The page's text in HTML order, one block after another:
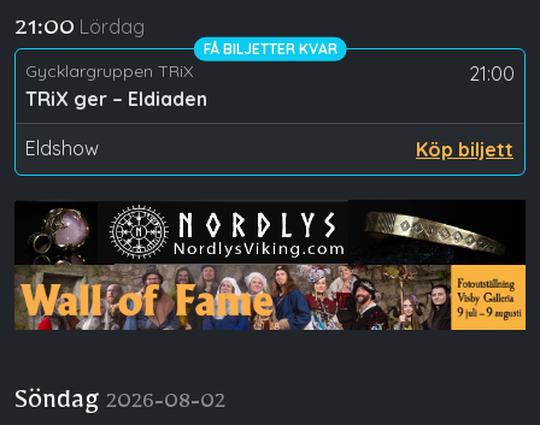
21:00 Lördag
21:00
Gycklargruppen TRiX
TRiX ger – Eldiaden
Eldshow Köp biljett
FÅ BILJETTER KVAR
Söndag 2026-08-02